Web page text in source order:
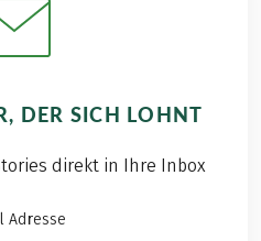
DER SICH LOHNT
direkt in Ihre Inbox
Adresse